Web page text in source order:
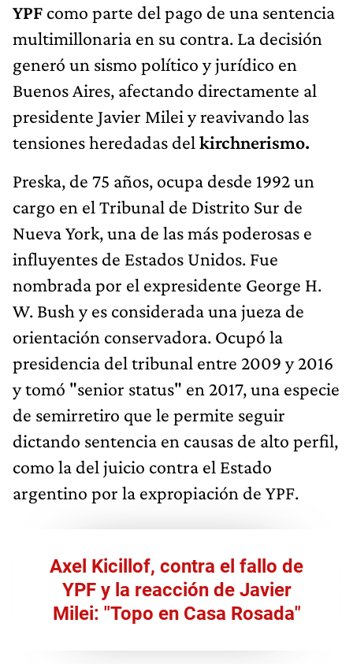
YPF como parte del pago de una sentencia
multimillonaria en su contra. La decisión
generó un sismo político y jurídico en
Buenos Aires, afectando directamente al
presidente Javier Milei y reavivando las
tensiones heredadas del kirchnerismo.
Preska, de 75 años, ocupa desde 1992 un
cargo en el Tribunal de Distrito Sur de
Nueva York, una de las más poderosas e
influyentes de Estados Unidos. Fue
nombrada por el expresidente George H.
W. Bush y es considerada una jueza de
orientación conservadora. Ocupó la
presidencia del tribunal entre 2009 y 2016
y tomó "senior status" en 2017, una especie
de semirretiro que le permite seguir
dictando sentencia en causas de alto perfil,
como la del juicio contra el Estado
argentino por la expropiación de YPF.
Axel Kicillof, contra el fallo de
YPF y la reacción de Javier
Milei: "Topo en Casa Rosada"